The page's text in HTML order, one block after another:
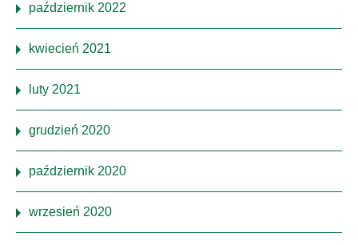
październik 2022
kwiecień 2021
luty 2021
grudzień 2020
październik 2020
wrzesień 2020